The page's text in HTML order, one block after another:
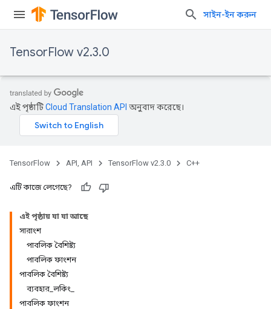
সাইন-ইন করুন
TensorFlow v2.3.0
এই পৃষ্ঠাটিCloud Translation API অনুবাদ করেছে।
TensorFlow API, API TensorFlow v2.3.0 C++
এটি কাজে লেগেছে?
এই পৃষ্ঠায় যা যা আছে
সারাংশ
পাবলিক বৈশিষ্ট্য
পাবলিক ফাংশন
পাবলিক বৈশিষ্ট্য
ব্যবহার_লকিং_
পাবলিক ফাংশন